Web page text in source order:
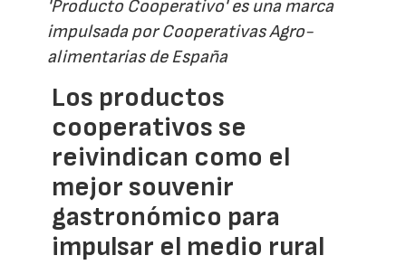
'Producto Cooperativo' es una marca
impulsada por Cooperativas Agro-
alimentarias de España
Los productos
cooperativos se
reivindican como el
mejor souvenir
gastronómico para
impulsar el medio rural